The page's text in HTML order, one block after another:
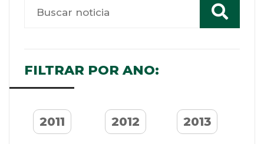
FILTRAR POR ANO:
2011 2012 2013